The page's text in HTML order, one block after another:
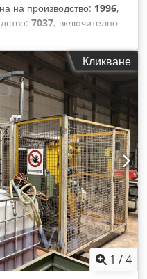
на производство: 1996,
7037, включително
IRB6400F, произведен
инвентарен номер:
система за
тъчскрийн панел,
машината, конвейер с
робот ABB,
части. Dedpfx Ahozhax
Кликване
1 /4